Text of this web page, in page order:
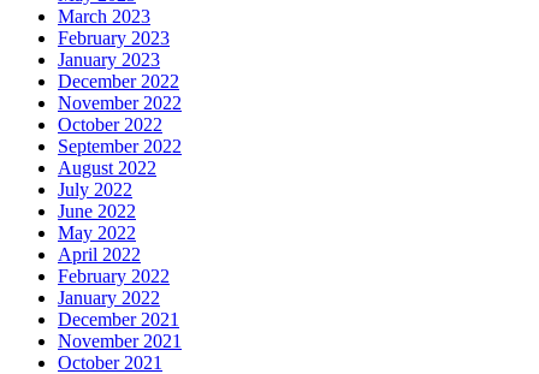
March 2023
February 2023
January 2023
December 2022
November 2022
October 2022
September 2022
August 2022
July 2022
June 2022
May 2022
April 2022
February 2022
January 2022
December 2021
November 2021
October 2021